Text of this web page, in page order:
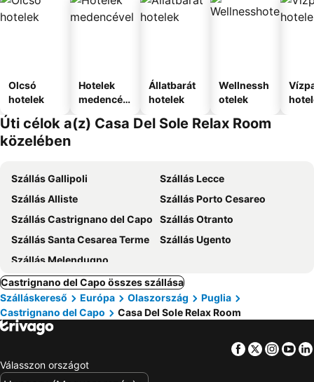
Olcsó
hotelek
Hotelek
medencév
Állatbarát
hotelek
Wellnessh
otelek
Úti célok a(z) Casa Del Sole Relax Room
közelében
Szállás Gallipoli
Szállás Lecce
Szállás Alliste
Szállás Porto Cesareo
Szállás Castrignano del Capo
Szállás Otranto
Szállás Santa Cesarea Terme
Szállás Ugento
Szállás Melendugno
Castrignano del Capo összes szállása
Szálláskereső
Európa Olaszország
Puglia
Castrignano del Capo
Casa Del Sole Relax Room
Facebook
Twitter
Válasszon országot